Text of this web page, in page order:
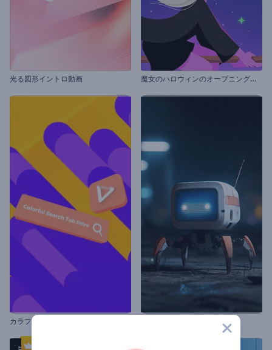
光る図形イントロ動画 魔
女のハロウィンのオープニング動画
カラフルな検索タブのイントロ動画